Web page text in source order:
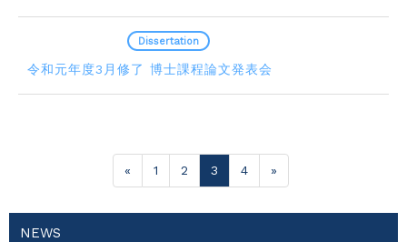
令和元年度3月修了 博士課程論文発表会
Dissertation
« 1 2 3 4 »
NEWS